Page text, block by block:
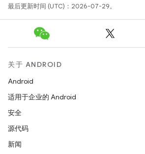
最后更新时间 (UTC)：2026-07-29。
关于 ANDROID
Android
适用于企业的 Android
安全
源代码
新闻